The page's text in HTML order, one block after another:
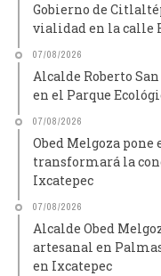
Gobierno de
vialidad en la calle
07/08/2026
Alcalde Roberto
en el Parque
07/08/2026
Obed Melgoza
transformará la
Ixcatepec
07/08/2026
Alcalde Obed
artesanal en
en Ixcatepec